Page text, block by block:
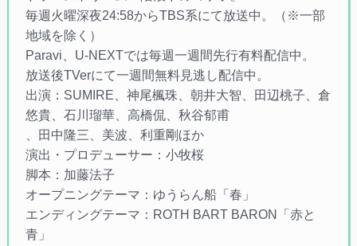
毎週火曜深夜24:58からTBS系にて放送中。（※一部
地域を除く）
Paravi、U-NEXTでは毎週一週間先行有料配信中。
放送後TVerにて一週間無料見逃し配信中。
出演：SUMIRE、神尾楓珠、朝井大智、田辺桃子、倉
悠貴、石川瑠華、高橋侃、秋谷郁甫
、田中隆三、美波、利重剛ほか
演出・プロデューサー：小牧桜
脚本：加藤法子
オープニングテーマ：ゆうらん船「春」
エンディングテーマ：ROTH BART BARON「赤と
青」